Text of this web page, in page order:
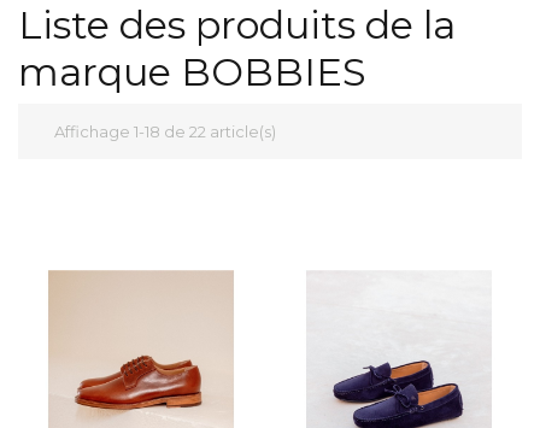
Liste des produits de la
marque BOBBIES
Affichage 1-18 de 22 article(s)